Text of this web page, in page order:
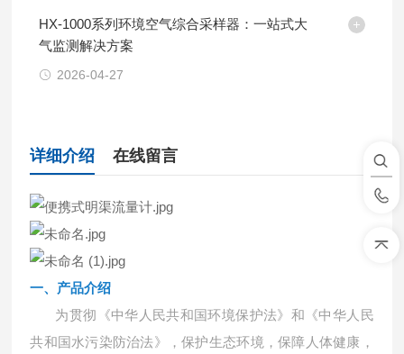
HX-1000系列环境空气综合采样器：一站式大
气监测解决方案
2026-04-27
详细介绍 在线留言
一、产品介绍
为贯彻《中华人民共和国环境保护法》和《中华人民
共和国水污染防治法》，保护生态环境，保障人体健康，